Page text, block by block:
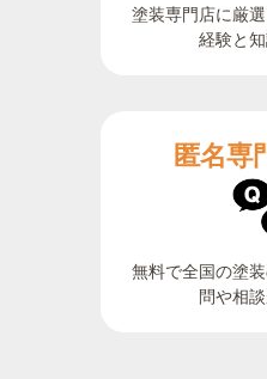
塗装専門店に厳
経験と
匿名専
無料で全国の塗
問や相